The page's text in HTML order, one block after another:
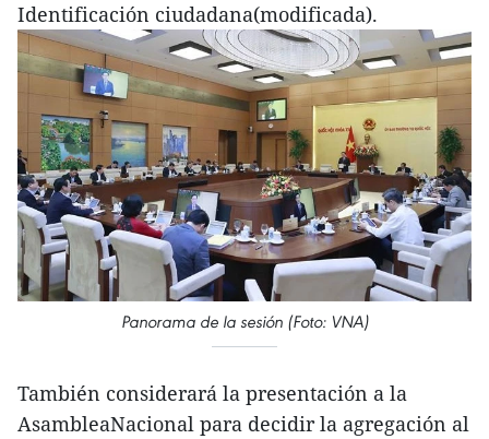
Identificación ciudadana(modificada).
Panorama de la sesión (Foto: VNA)
También considerará la presentación a la
AsambleaNacional para decidir la agregación al